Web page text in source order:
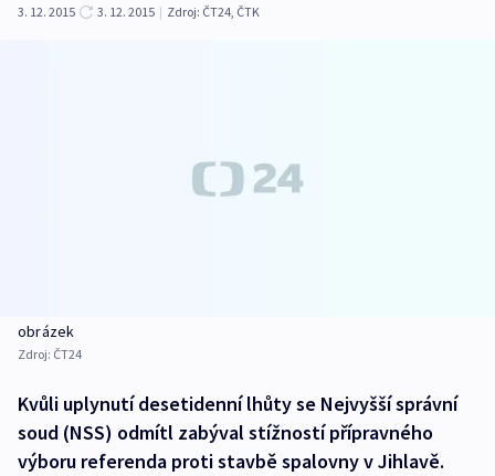
3. 12. 2015
3. 12. 2015 | Zdroj: ČT24, ČTK
obrázek
Zdroj: ČT24
Kvůli uplynutí desetidenní lhůty se Nejvyšší správní
soud (NSS) odmítl zabýval stížností přípravného
výboru referenda proti stavbě spalovny v Jihlavě.